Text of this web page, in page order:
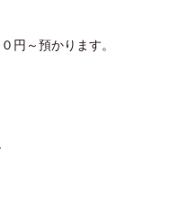
円～預かります。